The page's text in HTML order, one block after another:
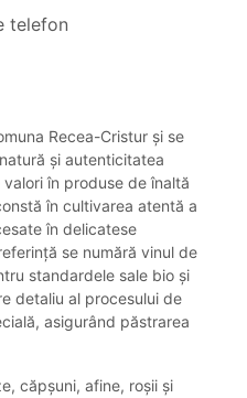
telefon
Recea-Cristur și se
și autenticitatea
în produse de înaltă
în cultivarea atentă a
în delicatese
se numără vinul de
standardele sale bio și
detaliu al procesului de
asigurând păstrarea
căpșuni, afine, roșii și